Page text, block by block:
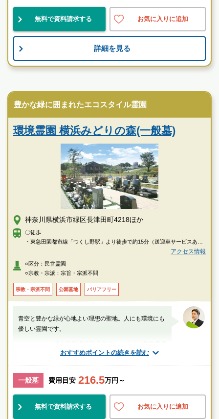
神奈川県 横浜市保土ケ谷区 保土ケ谷駅
お墓のことなら何でもご相談ください
す
妙秀山 樹源寺の特徴
無料で資料請求する お気に入りに追加
詳細を見る
豊かな緑に囲まれたエコスタイル霊園
環境霊園 横浜みどりの森(一般墓)
神奈川県横浜市緑区長津田町4218ほか
〇徒歩
・東急田園都市線「つくし野駅」より徒歩で約15分（送迎車サービスあ
・ＪＲ横浜線・東急田園都市線「長津田駅」より徒歩で約18分（送迎車サ
ービスあり）
・国道246号線「つくし野」信号交差点より車で約1分
アクセス情報
○区分：民営霊園
○宗教・宗派：宗旨・宗派不問
宗教・宗派不問 公園墓地 バリアフリー
おすすめポイントの続きを読む
青空と豊かな緑が心地よい理想の聖地。人にも環境にも
優しい霊園です。
1級葬祭ディレクター 田中（業界歴15年）
神奈川県 横浜市緑区 長津田駅
宗教不問
一般墓 費用目安 216.5万円～
無料で資料請求する お気に入りに追加